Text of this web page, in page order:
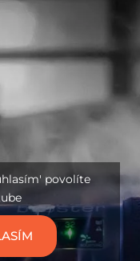
povolíte